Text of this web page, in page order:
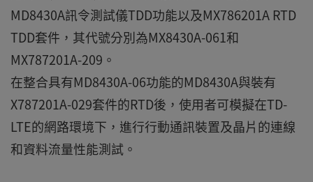
MD8430A訊令測試儀TDD功能以及MX786201A RTD
TDD套件，其代號分別為MX8430A-061和
MX787201A-209。
在整合具有MD8430A-06功能的MD8430A與裝有
X787201A-029套件的RTD後，使用者可模擬在TD-
LTE的網路環境下，進行行動通訊裝置及晶片的連線
和資料流量性能測試。